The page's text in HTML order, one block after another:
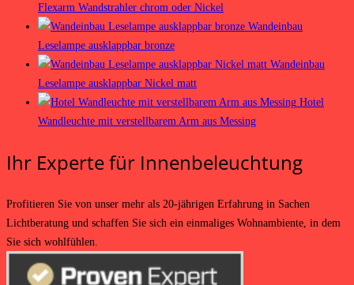
Flexarm Wandstrahler chrom oder Nickel
Wandeinbau
Leselampe ausklappbar bronze
Wandeinbau
Leselampe ausklappbar Nickel matt
Hotel
Wandleuchte mit verstellbarem Arm aus Messing
Ihr Experte für Innenbeleuchtung
Profitieren Sie von unser mehr als 20-jährigen Erfahrung in Sachen
Lichtberatung und schaffen Sie sich ein einmaliges Wohnambiente, in dem
Sie sich wohlfühlen.